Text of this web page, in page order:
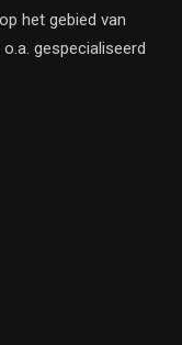
het gebied van
gespecialiseerd